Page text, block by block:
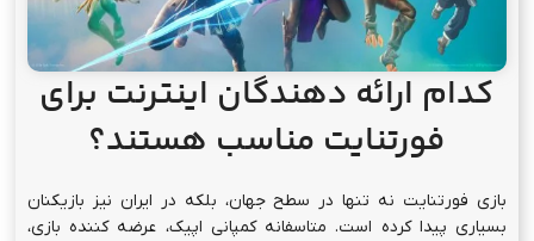
کدام ارائه دهندگان اینترنت برای
فورتنایت مناسب هستند؟
بازی فورتنایت نه تنها در سطح جهان، بلکه در ایران نیز بازیکنان
بسیاری پیدا کرده است. متاسفانه کمپانی اپیک، عرضه کننده بازی،